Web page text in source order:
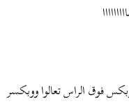
فوق الراس تعالوا ووبكسر